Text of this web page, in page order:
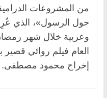
من المشروعات
حول الرسول»، الذي
العام فيلم روائي
إخراج محمود مصطفى.